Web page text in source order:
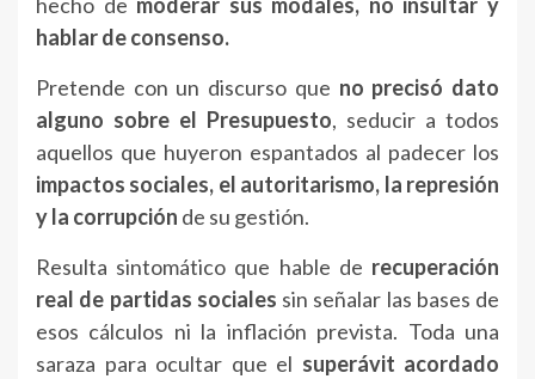
hablar de consenso.
Pretende con un discurso que no precisó dato
alguno sobre el Presupuesto, seducir a todos
aquellos que huyeron espantados al padecer los
impactos sociales, el autoritarismo, la represión
y la corrupción de su gestión.
Resulta sintomático que hable de recuperación
real de partidas sociales sin señalar las bases de
esos cálculos ni la inflación prevista. Toda una
saraza para ocultar que el superávit acordado